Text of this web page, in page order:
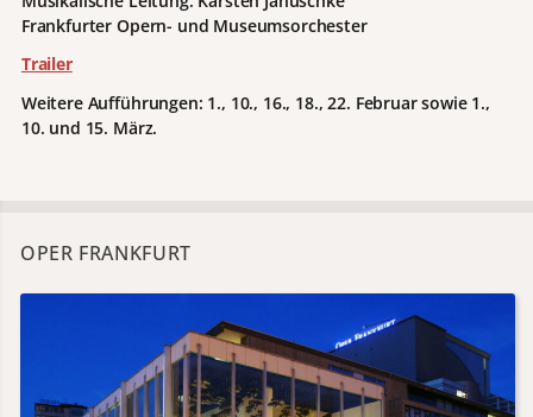
Frankfurter Opern- und Museumsorchester
Trailer
Weitere Aufführungen: 1., 10., 16., 18., 22. Februar sowie 1.,
10. und 15. März.
OPER FRANKFURT